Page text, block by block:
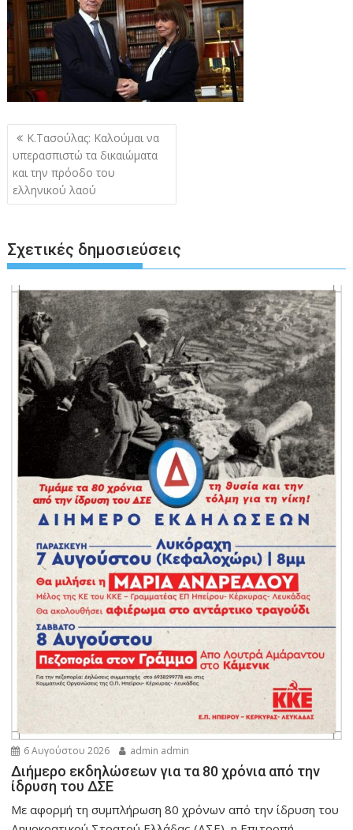
Πλοήγηση
άρθρων
Κ.Τασούλας: Καλούμαι να
υπερασπιστώ τα δικαιώματα
και την πρόοδο του
ελληνικού λαού
Σχετικές δημοσιεύσεις
6 Αυγούστου 2026 admin admin
Διήμερο εκδηλώσεων για τα 80 χρόνια από την
ίδρυση του ΔΣΕ
Με αφορμή τη συμπλήρωση 80 χρόνων από την ίδρυση του